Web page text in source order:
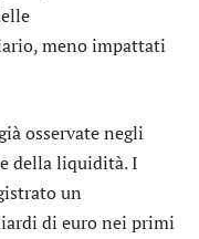
meno impattati
osservate negli
della liquidità. I
un
di euro nei primi